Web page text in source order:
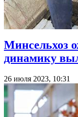
Минсельхоз
динамику
26 июля 2023, 10:31